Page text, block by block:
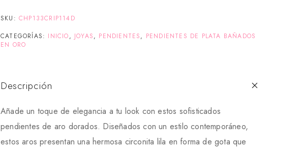
SKU: CHP133CRIP114D
CATEGORÍAS: INICIO, JOYAS, PENDIENTES, PENDIENTES DE PLATA BAÑADOS
EN ORO
Descripción
Añade un toque de elegancia a tu look con estos sofisticados
pendientes de aro dorados. Diseñados con un estilo contemporáneo,
estos aros presentan una hermosa circonita lila en forma de gota que